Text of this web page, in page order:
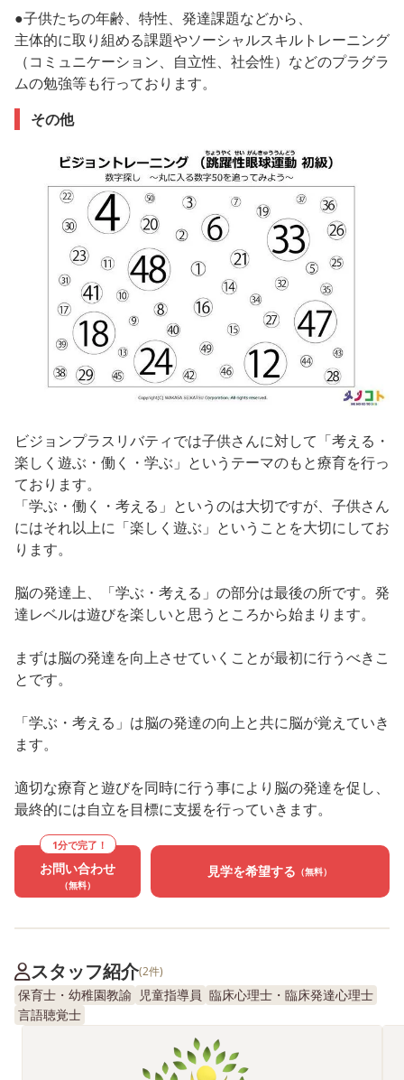
●子供たちの年齢、特性、発達課題などから、
主体的に取り組める課題やソーシャルスキルトレーニング
（コミュニケーション、自立性、社会性）などのプラグラ
ムの勉強等も行っております。
その他
ビジョンプラスリバティでは子供さんに対して「考える・
楽しく遊ぶ・働く・学ぶ」というテーマのもと療育を行っ
ております。
「学ぶ・働く・考える」というのは大切ですが、子供さん
にはそれ以上に「楽しく遊ぶ」ということを大切にしてお
ります。
脳の発達上、「学ぶ・考える」の部分は最後の所です。発
達レベルは遊びを楽しいと思うところから始まります。
まずは脳の発達を向上させていくことが最初に行うべきこ
とです。
「学ぶ・考える」は脳の発達の向上と共に脳が覚えていき
ます。
適切な療育と遊びを同時に行う事により脳の発達を促し、
最終的には自立を目標に支援を行っていきます。
1分で完了！
お問い合わせ
（無料）
見学を希望する （無料）
スタッフ紹介(2件)
保育士・幼稚園教諭 児童指導員 臨床心理士・臨床発達心理士
言語聴覚士